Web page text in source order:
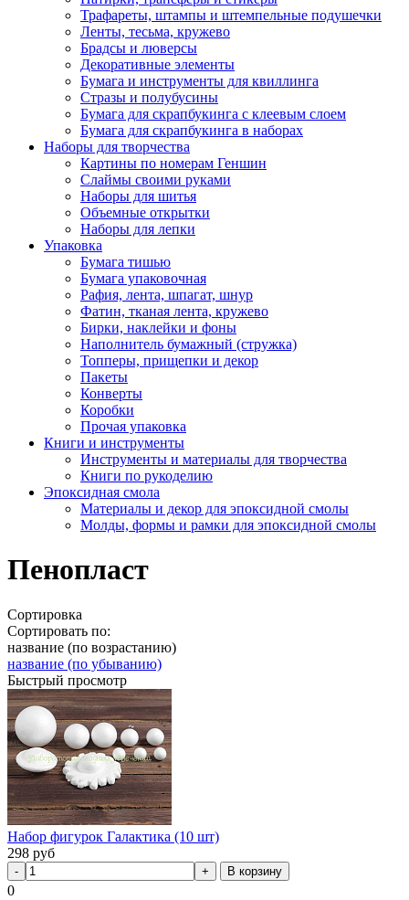
Трафареты, штампы и штемпельные подушечки
Ленты, тесьма, кружево
Брадсы и люверсы
Декоративные элементы
Бумага и инструменты для квиллинга
Стразы и полубусины
Бумага для скрапбукинга с клеевым слоем
Бумага для скрапбукинга в наборах
Наборы для творчества
Картины по номерам Геншин
Слаймы своими руками
Наборы для шитья
Объемные открытки
Наборы для лепки
Упаковка
Бумага тишью
Бумага упаковочная
Рафия, лента, шпагат, шнур
Фатин, тканая лента, кружево
Бирки, наклейки и фоны
Наполнитель бумажный (стружка)
Топперы, прищепки и декор
Пакеты
Конверты
Коробки
Прочая упаковка
Книги и инструменты
Инструменты и материалы для творчества
Книги по рукоделию
Эпоксидная смола
Материалы и декор для эпоксидной смолы
Молды, формы и рамки для эпоксидной смолы
Пенопласт
Сортировка
Сортировать по:
название (по возрастанию)
название (по убыванию)
Быстрый просмотр
Набор фигурок Галактика (10 шт)
298 руб
В корзину
0